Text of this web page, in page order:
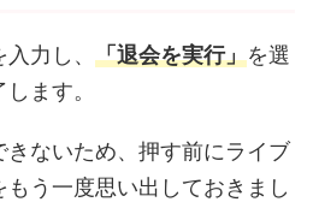
力し、 「退会を実行」を選
ます。
ないため、押す前にライブ
う一度思い出しておきまし